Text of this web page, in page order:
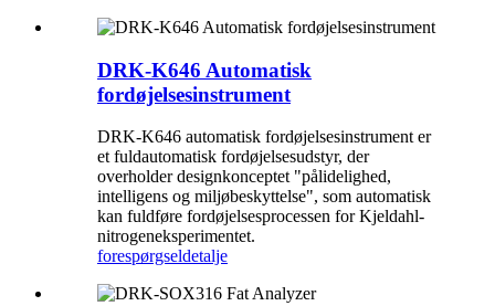
DRK-K646 Automatisk
fordøjelsesinstrument
DRK-K646 automatisk fordøjelsesinstrument er
et fuldautomatisk fordøjelsesudstyr, der
overholder designkonceptet "pålidelighed,
intelligens og miljøbeskyttelse", som automatisk
kan fuldføre fordøjelsesprocessen for Kjeldahl-
nitrogeneksperimentet.
forespørgseldetalje